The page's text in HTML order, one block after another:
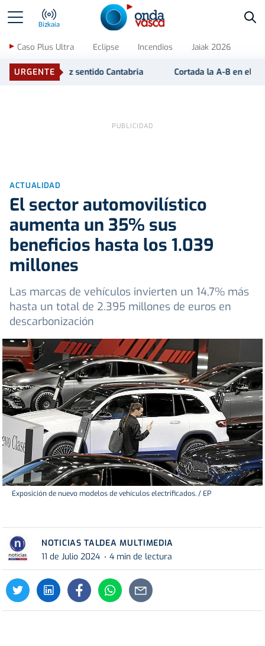
Bizkaia
Caso Plus Ultra Eclipse Incendios Jaiak 2026
URGENTECortada la A-8 en el puente de Muskiz sentido
ACTUALIDAD
El sector automovilístico
aumenta un 35% sus
beneficios hasta los 1.039
millones
Las marcas de vehículos invierten un 14,7% más
hasta un total de 2.395 millones de euros en
descarbonización
Exposición de nuevo modelos de vehículos electrificados. / EP
NOTICIAS TALDEA MULTIMEDIA
11 de Julio 2024
4 min de lectura